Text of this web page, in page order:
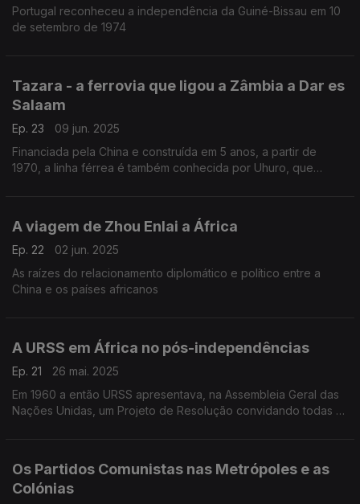
Portugal reconheceu a independência da Guiné-Bissau em 10
de setembro de 1974
Tazara - a ferrovia que ligou a Zâmbia a Dar es
Salaam
Ep. 23
09 jun. 2025
Financiada pela China e construída em 5 anos, a partir de
1970, a linha férrea é também conhecida por Uhuro, que
A viagem de Zhou Enlai a África
Ep. 22
02 jun. 2025
As raízes do relacionamento diplomático e político entre a
China e os países africanos
A URSS em África no pós-independências
Ep. 21
26 mai. 2025
Em 1960 a então URSS apresentava, na Assembleia Geral das
Nações Unidas, um Projeto de Resolução convidando todas as
Os Partidos Comunistas nas Metrópoles e as
Colónias